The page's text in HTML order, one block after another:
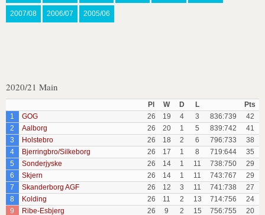
2007/08 2006/07 2005/06
2020/21 Main
Pl W D L
Pts
1
GOG 26 19 4 3 836:739
42
2
Aalborg 26 20 1 5 839:742
41
3
Holstebro 26 18 2 6 796:733
38
4
Bjerringbro/Silkeborg 26 17 1 8 719:644
35
5
Sonderjyske 26 14 1 11 738:750
29
6
Skjern 26 14 1 11 743:767
29
7
Skanderborg AGF 26 12 3 11 741:738
27
8
Kolding 26 11 2 13 714:756
24
9
Ribe-Esbjerg 26 9 2 15 756:755
20